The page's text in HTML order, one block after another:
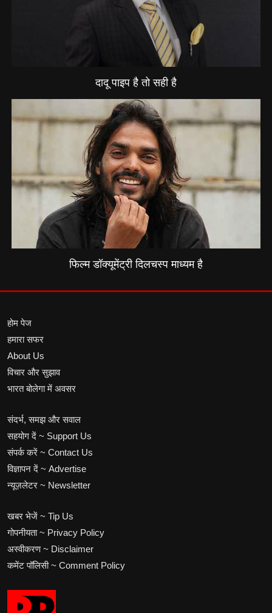
दादू पाइप है तो सही है
फिल्म डॉक्यूमेंट्री दिलचस्प माध्यम है
होम पेज
हमारा सफर
About Us
विचार और सुझाव
भारत बोलेगा में अवसर
संदर्भ, समझ और सवाल
सहयोग दें ~ Support Us
संपर्क करें ~ Contact Us
विज्ञापन दें ~ Advertise
न्यूज़लेटर ~ Newsletter
खबर भेजें ~ Tip Us
गोपनीयता ~ Privacy Policy
अस्वीकरण ~ Disclaimer
कमेंट पॉलिसी ~ Comment Policy